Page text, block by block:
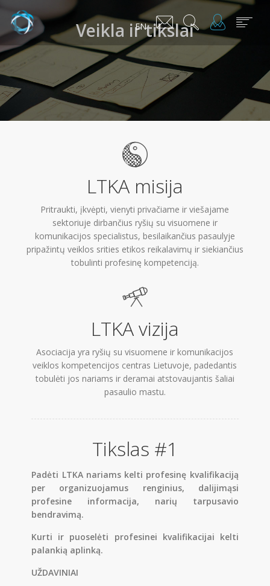
EN
Mes
Aktualijos
PR Impact Awards
Renginiai
Apie RsV
PRISIJUNGTI →
Pamiršote slaptažodį? Spauskite čia
Norite tapti nariu? Spauskite čia
Veikla ir tikslai
LTKA misija
Pritraukti, įkvėpti, vienyti privačiame ir viešajame
sektoriuje dirbančius ryšių su visuomene ir
komunikacijos specialistus, besilaikančius pasaulyje
pripažintų veiklos srities etikos reikalavimų ir siekiančius
tobulinti profesinę kompetenciją.
LTKA vizija
Asociacija yra ryšių su visuomene ir komunikacijos
veiklos kompetencijos centras Lietuvoje, padedantis
tobulėti jos nariams ir deramai atstovaujantis šaliai
pasaulio mastu.
Tikslas #1
Padėti LTKA nariams kelti profesinę kvalifikaciją
per organizuojamus renginius, dalijimąsi
profesine informacija, narių tarpusavio
bendravimą.
Kurti ir puoselėti profesinei kvalifikacijai kelti
palankią aplinką.
UŽDAVINIAI